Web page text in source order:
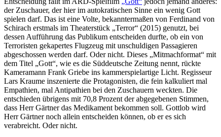
der Zuschauer, der hier im autokratischen Sinne ein wenig Gott
spielen darf. Das ist eine Volte, bekanntermaßen von Ferdinand von
Schirach erstmals im Theaterstück „Terror“ (2015) genutzt, bei
dessen Aufführung das Publikum entscheiden durfte, ob ein von
Terroristen gekapertes Flugzeug mit unschuldigen Passagieren
abgeschossen werden darf. Oder nicht. Dieses „Mitmachformat“ mit
dem Titel „Gott“, wie es die Süddeutsche Zeitung nennt, rückte
Kameramann Frank Griebe ins kammerspielartige Licht. Regisseur
Lars Kraume inszenierte die Protagonisten, die fein kalkuliert mal
Empathien, mal Antipathien bei den Zuschauern weckten. Die
entschieden übrigens mit 70,8 Prozent der abgegebenen Stimmen,
dass Herr Gärtner das Medikament bekommen soll. Gottlob wird
Herr Gärtner noch allein entscheiden können, ob er es sich
verabreicht. Oder nicht.